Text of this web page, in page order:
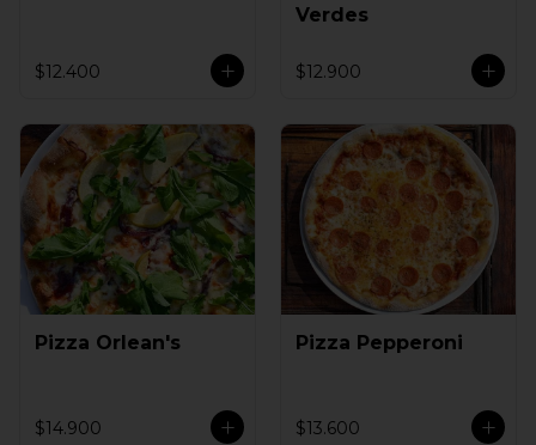
$12.400
Verdes
$12.900
Pizza Orlean's
$14.900
Pizza Pepperoni
$13.600